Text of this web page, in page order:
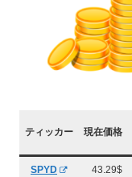
ティッカー 現在価格
SPYD 43.29$